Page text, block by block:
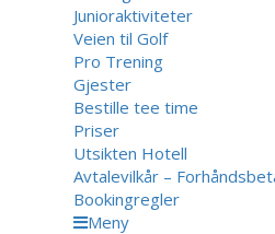
Junioraktiviteter
Veien til Golf
Pro Trening
Gjester
Bestille tee time
Priser
Utsikten Hotell
Avtalevilkår –
Bookingregler
Meny